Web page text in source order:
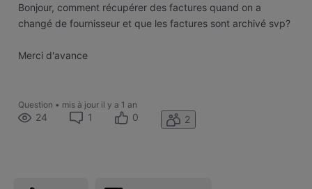
Bonjour, comment récupérer des factures quand on a
changé de fournisseur et que les factures sont archivé svp?
Merci d'avance
Question • mis à jour il y a 1 an
24 1 0 2